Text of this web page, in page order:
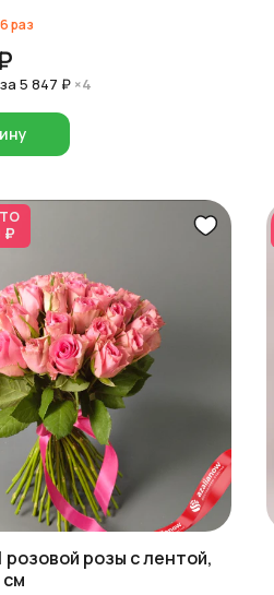
раз
5 847 ₽ ×4
₽
розовой розы с лентой,